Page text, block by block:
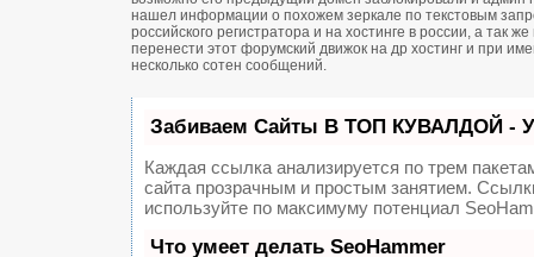
нашел информации о похожем зеркале по текстовым
российского регистратора и на хостинге в россии, а
перенести этот форумский движок на др хостинг и при
несколько сотен сообщений.
Забиваем Сайты В ТОП КУВАЛДОЙ -
Каждая ссылка анализируется по трем
сайта прозрачным и простым занятием.
используйте по максимуму потенциал
Что умеет делать SeoHammer